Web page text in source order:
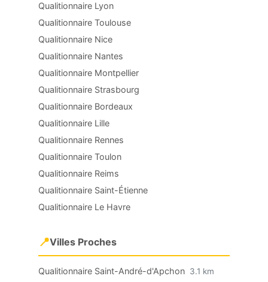
Qualitionnaire Lyon
Qualitionnaire Toulouse
Qualitionnaire Nice
Qualitionnaire Nantes
Qualitionnaire Montpellier
Qualitionnaire Strasbourg
Qualitionnaire Bordeaux
Qualitionnaire Lille
Qualitionnaire Rennes
Qualitionnaire Toulon
Qualitionnaire Reims
Qualitionnaire Saint-Étienne
Qualitionnaire Le Havre
📍Villes Proches
Qualitionnaire Saint-André-d'Apchon 3.1 km